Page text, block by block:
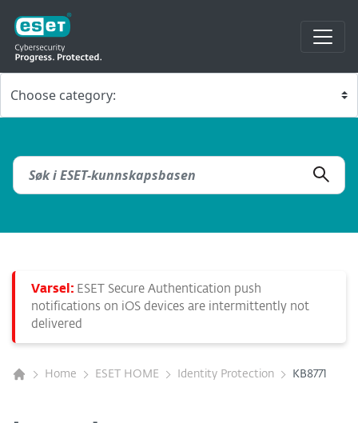
Varsel: ESET Secure Authentication push
notifications on iOS devices are intermittently not
delivered
Home ESET HOME Identity Protection KB8771